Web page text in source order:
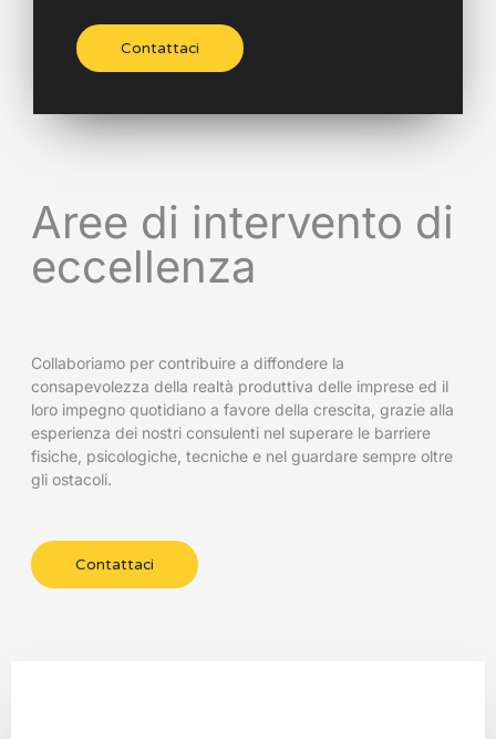
Contattaci
Aree di intervento di
eccellenza
Collaboriamo per contribuire a diffondere la
consapevolezza della realtà produttiva delle imprese ed il
loro impegno quotidiano a favore della crescita, grazie alla
esperienza dei nostri consulenti nel superare le barriere
fisiche, psicologiche, tecniche e nel guardare sempre oltre
gli ostacoli.
Contattaci